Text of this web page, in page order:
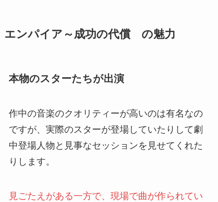
エンパイア～成功の代償 の魅力
本物のスターたちが出演
作中の音楽のクオリティーが高いのは有名なの
ですが、 実際のスターが登場していたりして劇
中登場人物と見事なセッションを見せてくれた
りします。
見ごたえがある一方で、現場で曲が作られてい